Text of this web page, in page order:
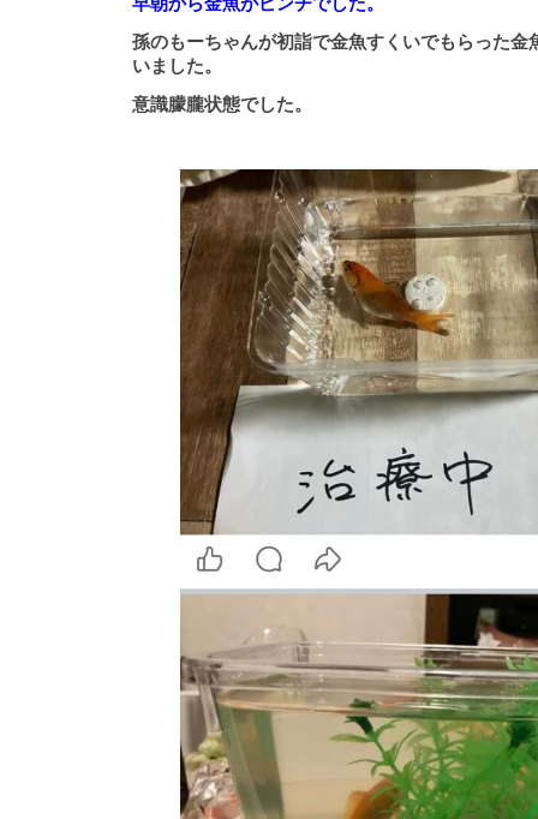
孫のもーちゃんが初詣で金魚すくいでもらった金
いました。
意識朦朧状態でした。